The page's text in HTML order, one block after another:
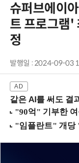
슈퍼브에이
트 프로그램'
정
발행일 : 2024-09-03
같은 AI를 써도 결